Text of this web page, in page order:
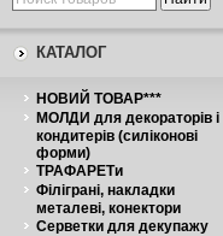
КАТАЛОГ
НОВИЙ ТОВАР***
МОЛДИ для декораторів і
кондитерів (силіконові
форми)
ТРАФАРЕТи
Філіграні, накладки
металеві, конектори
Серветки для декупажу